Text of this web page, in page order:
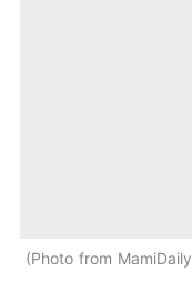
Photo from MamiDaily